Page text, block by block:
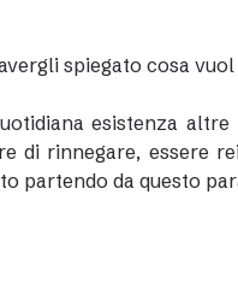
spiegato cosa vuol
esistenza
di rinnegare, essere
partendo da questo